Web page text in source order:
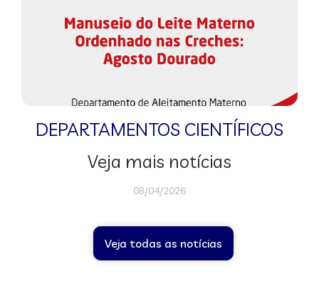
DEPARTAMENTOS CIENTÍFICOS
Veja mais notícias
08/04/2026
Veja todas as notícias